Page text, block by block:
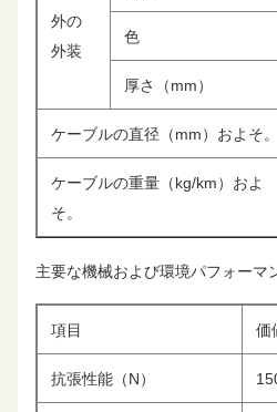
外の
外装
色
厚さ（mm）
ケーブルの直径（mm）およそ。
ケーブルの重量（kg/km）およ
そ。
主要な機械および環境パフォーマ
項目 価
抗張性能（N）